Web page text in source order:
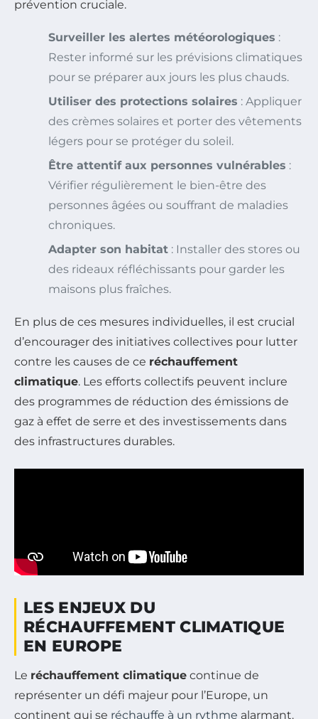
prévention cruciale.
Surveiller les alertes météorologiques :
Rester informé sur les prévisions climatiques
pour se préparer aux jours les plus chauds.
Utiliser des protections solaires : Appliquer
des crèmes solaires et porter des vêtements
légers pour se protéger du soleil.
Être attentif aux personnes vulnérables :
Vérifier régulièrement le bien-être des
personnes âgées ou souffrant de maladies
chroniques.
Adapter son habitat : Installer des stores ou
des rideaux réfléchissants pour garder les
maisons plus fraîches.
En plus de ces mesures individuelles, il est crucial
d’encourager des initiatives collectives pour lutter
contre les causes de ce réchauffement
climatique. Les efforts collectifs peuvent inclure
des programmes de réduction des émissions de
gaz à effet de serre et des investissements dans
des infrastructures durables.
LES ENJEUX DU
RÉCHAUFFEMENT CLIMATIQUE
EN EUROPE
Le réchauffement climatique continue de
représenter un défi majeur pour l’Europe, un
continent qui se réchauffe à un rythme alarmant.